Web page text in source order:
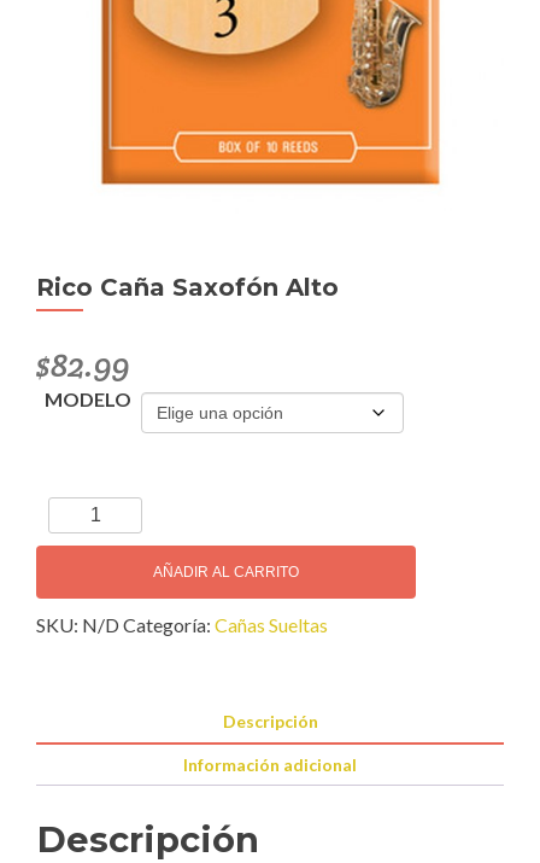
Rico Caña Saxofón Alto
$82.99
MODELO
Caña
Alto
cantidad
AÑADIR AL CARRITO
SKU: N/D Categoría: Cañas Sueltas
Descripción
Información adicional
Descripción